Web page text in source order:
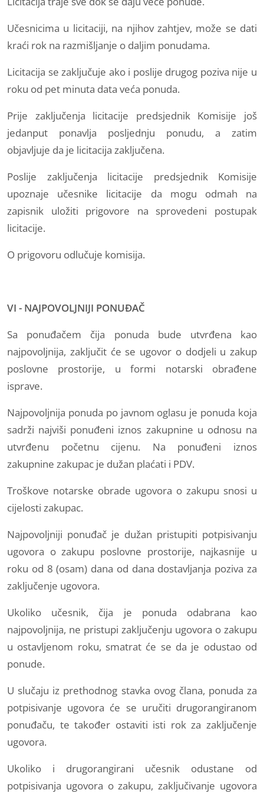
Učesnicima u licitaciji, na njihov zahtjev, može se dati
kraći rok na razmišljanje o daljim ponudama.
Licitacija se zaključuje ako i poslije drugog poziva nije u
roku od pet minuta data veća ponuda.
Prije zaključenja licitacije predsjednik Komisije još
jedanput ponavlja posljednju ponudu, a zatim
objavljuje da je licitacija zaključena.
Poslije zaključenja licitacije predsjednik Komisije
upoznaje učesnike licitacije da mogu odmah na
zapisnik uložiti prigovore na sprovedeni postupak
licitacije.
O prigovoru odlučuje komisija.
VI - NAJPOVOLJNIJI PONUĐAČ
Sa ponuđačem čija ponuda bude utvrđena kao
najpovoljnija, zaključit će se ugovor o dodjeli u zakup
poslovne prostorije, u formi notarski obrađene
isprave.
Najpovoljnija ponuda po javnom oglasu je ponuda koja
sadrži najviši ponuđeni iznos zakupnine u odnosu na
utvrđenu početnu cijenu. Na ponuđeni iznos
zakupnine zakupac je dužan plaćati i PDV.
Troškove notarske obrade ugovora o zakupu snosi u
cijelosti zakupac.
Najpovoljniji ponuđač je dužan pristupiti potpisivanju
ugovora o zakupu poslovne prostorije, najkasnije u
roku od 8 (osam) dana od dana dostavljanja poziva za
zaključenje ugovora.
Ukoliko učesnik, čija je ponuda odabrana kao
najpovoljnija, ne pristupi zaključenju ugovora o zakupu
u ostavljenom roku, smatrat će se da je odustao od
ponude.
U slučaju iz prethodnog stavka ovog člana, ponuda za
potpisivanje ugovora će se uručiti drugorangiranom
ponuđaču, te također ostaviti isti rok za zaključenje
ugovora.
Ukoliko i drugorangirani učesnik odustane od
potpisivanja ugovora o zakupu, zaključivanje ugovora